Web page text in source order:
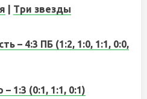
Три звезды
– 4:3 ПБ (1:2, 1:0, 1:1, 0:0,
1:3 (0:1, 1:1, 0:1)